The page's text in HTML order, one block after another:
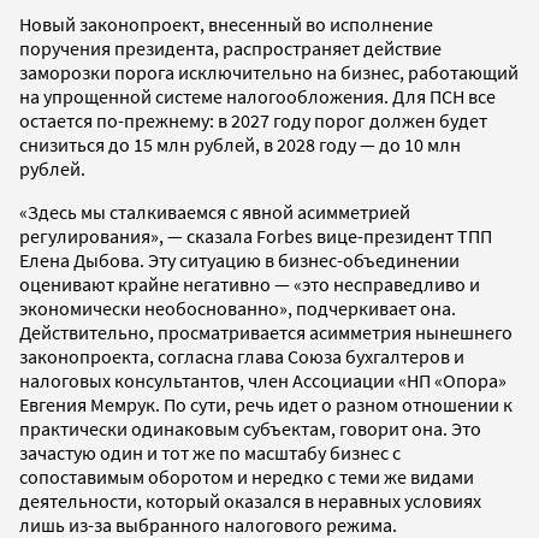
Новый законопроект, внесенный во исполнение
поручения президента, распространяет действие
заморозки порога исключительно на бизнес, работающий
на упрощенной системе налогообложения. Для ПСН все
остается по-прежнему: в 2027 году порог должен будет
снизиться до 15 млн рублей, в 2028 году — до 10 млн
рублей.
«Здесь мы сталкиваемся с явной асимметрией
регулирования», — сказала Forbes вице-президент ТПП
Елена Дыбова. Эту ситуацию в бизнес-объединении
оценивают крайне негативно — «это несправедливо и
экономически необоснованно», подчеркивает она.
Действительно, просматривается асимметрия нынешнего
законопроекта, согласна глава Союза бухгалтеров и
налоговых консультантов, член Ассоциации «НП «Опора»
Евгения Мемрук. По сути, речь идет о разном отношении к
практически одинаковым субъектам, говорит она. Это
зачастую один и тот же по масштабу бизнес с
сопоставимым оборотом и нередко с теми же видами
деятельности, который оказался в неравных условиях
лишь из-за выбранного налогового режима.